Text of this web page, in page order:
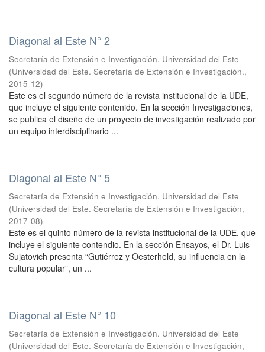
Diagonal al Este N° 2
Secretaría de Extensión e Investigación. Universidad del Este
(Universidad del Este. Secretaría de Extensión e Investigación.,
2015-12)
Este es el segundo número de la revista institucional de la UDE,
que incluye el siguiente contenido. En la sección Investigaciones,
se publica el diseño de un proyecto de investigación realizado por
un equipo interdisciplinario ...
Diagonal al Este N° 5
Secretaría de Extensión e Investigación. Universidad del Este
(Universidad del Este. Secretaría de Extensión e Investigación,
2017-08)
Este es el quinto número de la revista institucional de la UDE, que
incluye el siguiente contendio. En la sección Ensayos, el Dr. Luis
Sujatovich presenta “Gutiérrez y Oesterheld, su influencia en la
cultura popular”, un ...
Diagonal al Este N° 10
Secretaría de Extensión e Investigación. Universidad del Este
(Universidad del Este. Secretaría de Extensión e Investigación,